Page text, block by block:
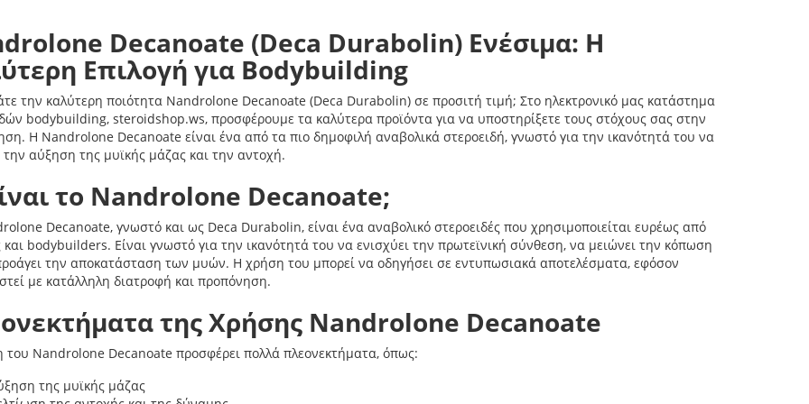
Decanoate (Deca Durabolin) Ενέσιμα: Η
Επιλογή για Bodybuilding
την καλύτερη ποιότητα Nandrolone Decanoate (Deca Durabolin) σε προσιτή τιμή; Στο ηλεκτρονικό μας κατάστημα
bodybuilding, steroidshop.ws, προσφέρουμε τα καλύτερα προϊόντα για να υποστηρίξετε τους στόχους σας στην
Η Nandrolone Decanoate είναι ένα από τα πιο δημοφιλή αναβολικά στεροειδή, γνωστό για την ικανότητά του να
την αύξηση της μυϊκής μάζας και την αντοχή.
το Nandrolone Decanoate;
Decanoate, γνωστό και ως Deca Durabolin, είναι ένα αναβολικό στεροειδές που χρησιμοποιείται ευρέως από
και bodybuilders. Είναι γνωστό για την ικανότητά του να ενισχύει την πρωτεϊνική σύνθεση, να μειώνει την κόπωση
την αποκατάσταση των μυών. Η χρήση του μπορεί να οδηγήσει σε εντυπωσιακά αποτελέσματα, εφόσον
με κατάλληλη διατροφή και προπόνηση.
της Χρήσης Nandrolone Decanoate
Nandrolone Decanoate προσφέρει πολλά πλεονεκτήματα, όπως:
της μυϊκής μάζας